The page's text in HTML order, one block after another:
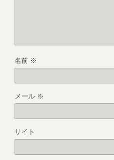
名前 ※
メール ※
サイト